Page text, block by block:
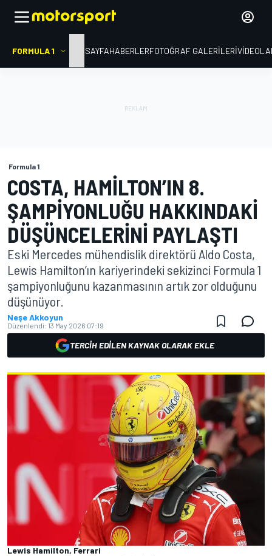
FORMULA 1 ANA SAYFAHABERLERFOTOĞRAF GALERILERI
Formula 1
COSTA, HAMILTON’IN 8.
ŞAMPIYONLUĞU HAKKINDAKI
DÜŞÜNCELERINI PAYLAŞTI
Eski Mercedes mühendislik direktörü Aldo Costa,
Lewis Hamilton’ın kariyerindeki sekizinci Formula 1
şampiyonluğunu kazanmasının artık zor olduğunu
düşünüyor.
Neşe Akkoyun
Düzenlendi: 13 May 2026 07:19
TERCIH EDILEN KAYNAK OLARAK EKLE
Lewis Hamilton, Ferrari